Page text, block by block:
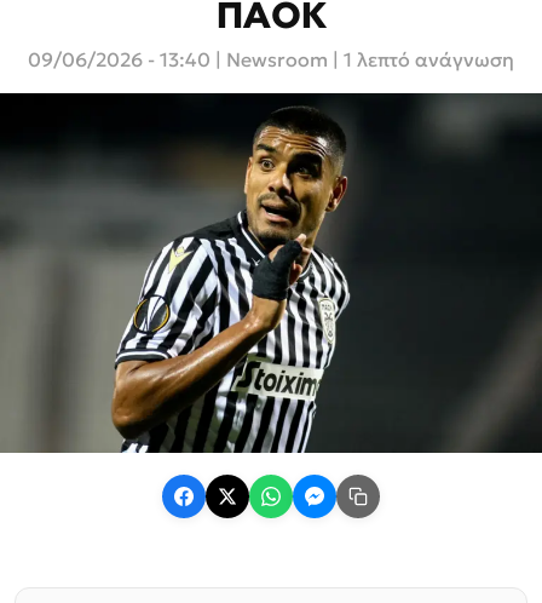
ΠΑΟΚ
09/06/2026 - 13:40 Newsroom | 1 λεπτό ανάγνωση